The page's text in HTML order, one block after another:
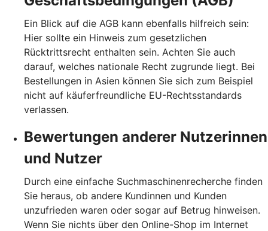
Ein Blick auf die AGB kann ebenfalls hilfreich sein:
Hier sollte ein Hinweis zum gesetzlichen
Rücktrittsrecht enthalten sein. Achten Sie auch
darauf, welches nationale Recht zugrunde liegt. Bei
Bestellungen in Asien können Sie sich zum Beispiel
nicht auf käuferfreundliche EU-Rechtsstandards
verlassen.
Bewertungen anderer Nutzerinnen
und Nutzer
Durch eine einfache Suchmaschinenrecherche finden
Sie heraus, ob andere Kundinnen und Kunden
unzufrieden waren oder sogar auf Betrug hinweisen.
Wenn Sie nichts über den Online-Shop im Internet